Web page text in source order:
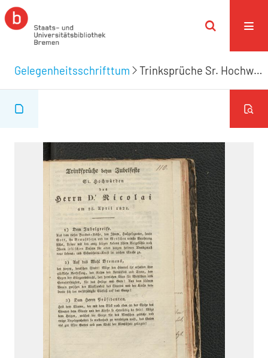
Gelegenheitsschrifttum Trinksprüche Sr. Hochwürden des Herrn Nicolai am 25. April 1821